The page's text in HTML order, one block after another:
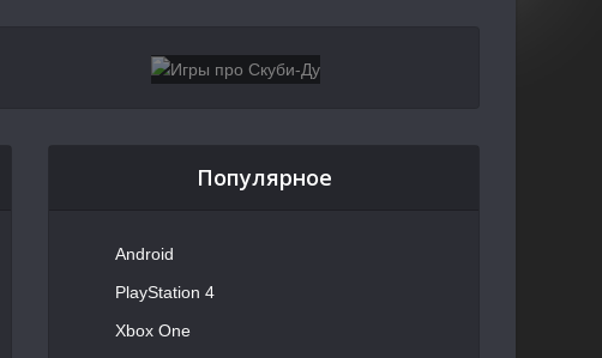
Популярное
Android
PlayStation 4
Xbox One